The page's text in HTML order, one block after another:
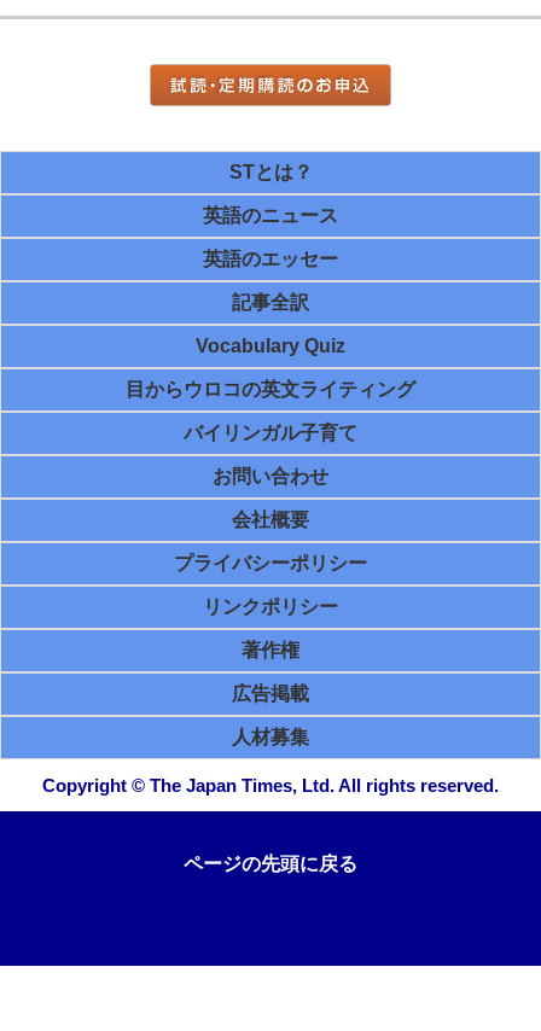
STとは？
英語のニュース
英語のエッセー
記事全訳
Vocabulary Quiz
目からウロコの英文ライティング
バイリンガル子育て
お問い合わせ
会社概要
プライバシーポリシー
リンクポリシー
著作権
広告掲載
人材募集
Copyright © The Japan Times, Ltd. All rights reserved.
ページの先頭に戻る